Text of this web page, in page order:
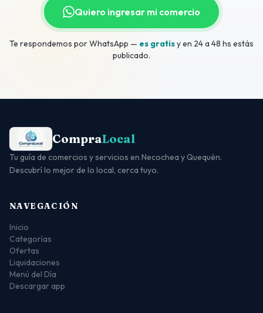
Quiero ingresar mi comercio
Te respondemos por WhatsApp — es gratisy en 24 a 48 hs estás
publicado.
CompraLocal
Tu guía de comercios y servicios en Necochea y Quequén.
Descubrí lo mejor de lo local, cerca tuyo.
NAVEGACIÓN
Inicio
Categorías
Ofertas
Liquidaciones
Menú del Día
Descargar app